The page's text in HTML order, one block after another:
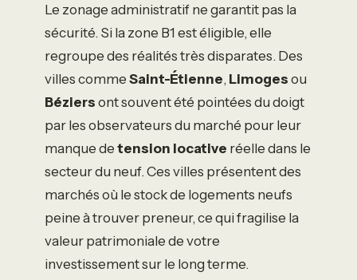
Le zonage administratif ne garantit pas la
sécurité. Si la zone B1 est éligible, elle
regroupe des réalités très disparates. Des
villes comme Saint-Étienne, Limoges ou
Béziers ont souvent été pointées du doigt
par les observateurs du marché pour leur
manque de tension locative réelle dans le
secteur du neuf. Ces villes présentent des
marchés où le stock de logements neufs
peine à trouver preneur, ce qui fragilise la
valeur patrimoniale de votre
investissement sur le long terme.